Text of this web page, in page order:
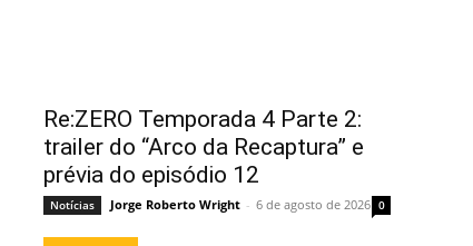
Re:ZERO Temporada 4 Parte 2:
trailer do “Arco da Recaptura” e
prévia do episódio 12
Notícias Jorge Roberto Wright - 6 de agosto de 2026 0